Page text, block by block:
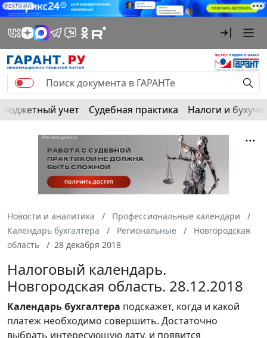
РЕКЛАМА
Бюджетный учет Судебная практика Налоги и
Новости и аналитика
Профессиональные календари
Календарь бухгалтера
Региональные
Новгородская
область
28 декабря 2018
Налоговый календарь.
Новгородская область. 28.12.2018
Календарьбухгалтера подскажет, когда и какой
платеж необходимо совершить. Достаточно
выбрать интересующую дату, и появится